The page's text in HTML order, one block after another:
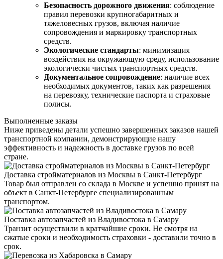
Безопасность дорожного движения: соблюдение
правил перевозки крупногабаритных и
тяжеловесных грузов, включая наличие
сопровождения и маркировку транспортных
средств.
Экологические стандарты: минимизация
воздействия на окружающую среду, использование
экологически чистых транспортных средств.
Документальное сопровождение: наличие всех
необходимых документов, таких как разрешения
на перевозку, технические паспорта и страховые
полисы.
Выполненные заказы
Ниже приведены детали успешно завершенных заказов нашей
транспортной компании, демонстрирующие нашу
эффективность и надежность в доставке грузов по всей
стране.
Доставка стройматериалов из Москвы в Санкт-Петербург
Товар был отправлен со склада в Москве и успешно принят на
объект в Санкт-Петербурге специализированным
транспортом.
Поставка автозапчастей из Владивостока в Самару
Транзит осуществили в кратчайшие сроки. Не смотря на
сжатые сроки и необходимость страховки - доставили точно в
срок.